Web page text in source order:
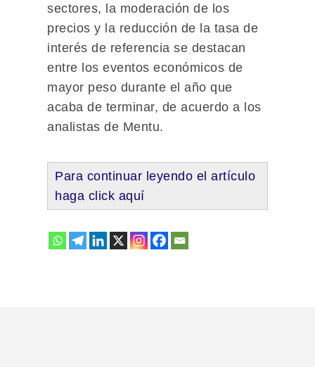
sectores, la moderación de los
precios y la reducción de la tasa de
interés de referencia se destacan
entre los eventos económicos de
mayor peso durante el año que
acaba de terminar, de acuerdo a los
analistas de Mentu.
Para continuar leyendo el artículo
haga click aquí